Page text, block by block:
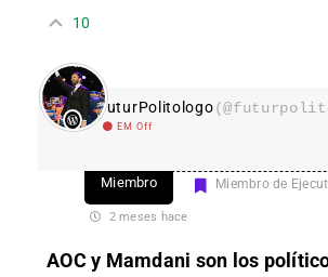
10
FuturPolitologo
EM Off
Miembro Miembro de
2 meses hace
AOC y Mamdani son los